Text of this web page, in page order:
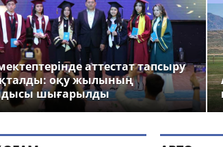
аттестат тапсыру
оқу жылының
шығарылды